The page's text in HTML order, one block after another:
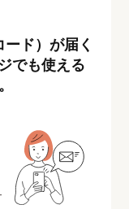
ド）が届く
でも使える